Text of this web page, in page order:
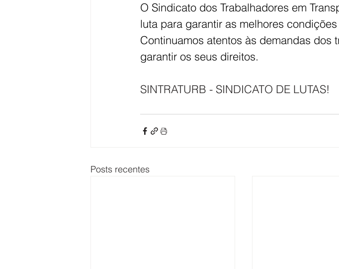
O Sindicato dos Trabalhadores em
luta para garantir as melhores
Continuamos atentos às demandas dos
garantir os seus direitos.
SINTRATURB - SINDICATO DE LUTAS!
Posts recentes